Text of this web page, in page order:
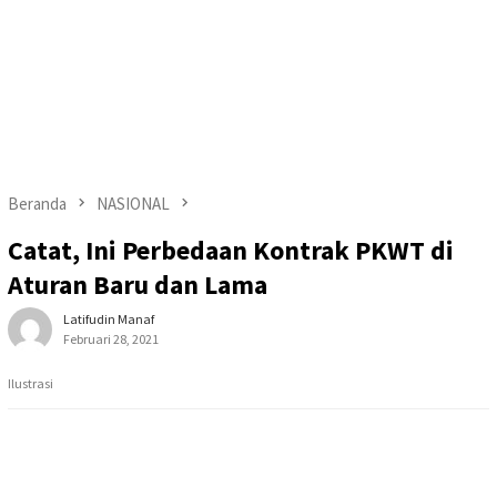
Beranda NASIONAL
Catat, Ini Perbedaan Kontrak PKWT di
Aturan Baru dan Lama
Latifudin Manaf
Februari 28, 2021
Ilustrasi